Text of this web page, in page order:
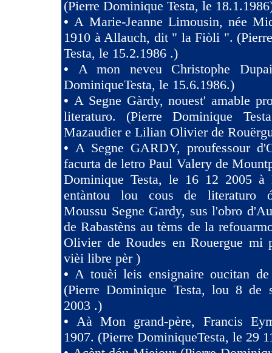
(Pierre Dominique Testa, le
•A Marie-Jeanne Limousin, née
1910 à Allauch, dit " la Fiòli ".
Testa, le 15.2.1986 .)
• A mon neveu Christophe
DominiqueTesta, le 15.6.1986.)
• A Segne Gàrdy, nouest' amable
literaturo. (Pierre Dominique
Mazaudier e Lilian Olivier de
• A Segne GARDY, proufessour
facurta de letro Paul Valery de
Dominique Testa, le 16 12 2005 à
entàntou lou cous de literaturo
Moussu Segne Gardy, sus l'obro
de Rabastèns au tèms de la
Olivier de Roudes en Rouergue mi
vièi libre pèr )
•A touèi leis ensignaire oucitan
(Pierre Dominique Testa, lou 8 de
2003 .)
•Aà Mon grand-père, Francis
1907. (Pierre DominiqueTesta, le 29